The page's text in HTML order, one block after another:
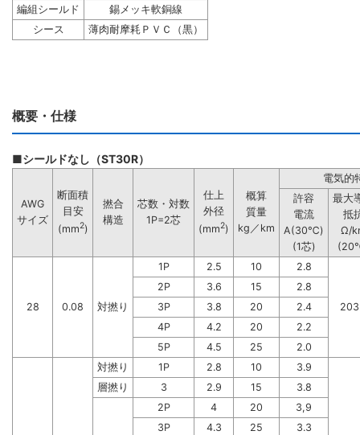
編組シールド
錫メッキ軟銅線
シース
薄肉耐摩耗ＰＶＣ（黒）
概要・仕様
■シールドなし（ST30R）
AWG
サイズ
断面積
目安
(mm2)
撚合
構造
芯数・対数
1P=2芯
仕上
外径
(mm2)
概算
質量
kg／km
電気的
許容
電流
A(30℃)
(1芯)
最大
抵
Ω/
28 0.08 対撚り
1P 2.5 10 2.8
2P 3.6 15
2.8
3P
3.8 20
2.4
4P
4.2 20
2.2
5P
4.5 25
2.0
対撚り
1P 2.8 10
3.9
層撚り
3 2.9 15
3.8
2P
4 20
3,9
3P
4.3 25 3.3